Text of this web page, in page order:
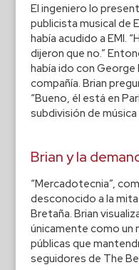
El ingeniero lo
publicista musical de
había acudido a EMI.
dijeron que no.”
había ido con
compañía. Brian
“Bueno, él está en
subdivisión de música
Brian y la
“Mercadotecnia”,
desconocido a la
Bretaña. Brian
únicamente como un
públicas que
seguidores de The